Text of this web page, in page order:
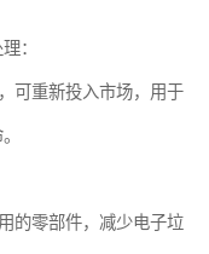
：
可重新投入市场，用于
的零部件，减少电子垃